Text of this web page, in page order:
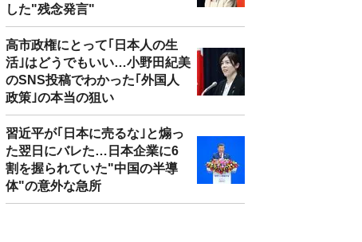
した"残念発言"
高市政権にとって｢日本人の生
活｣はどうでもいい…小野田紀美
のSNS投稿でわかった｢外国人
政策｣の本当の狙い
習近平が｢日本に売るな｣と煽っ
た翌日にバレた…日本企業に6
割を握られていた"中国の半導
体"の意外な急所